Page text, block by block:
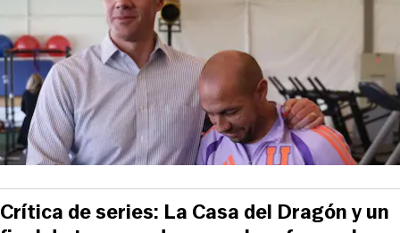
Crítica de series: La Casa del Dragón y un